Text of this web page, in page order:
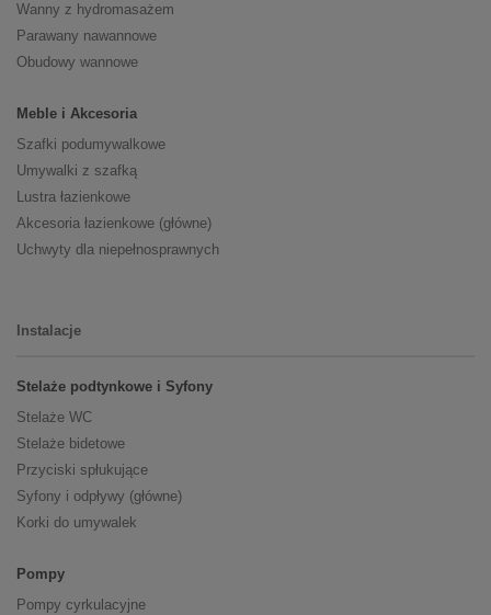
Wanny z hydromasażem
Parawany nawannowe
Obudowy wannowe
Meble i Akcesoria
Szafki podumywalkowe
Umywalki z szafką
Lustra łazienkowe
Akcesoria łazienkowe (główne)
Uchwyty dla niepełnosprawnych
Instalacje
Stelaże podtynkowe i Syfony
Stelaże WC
Stelaże bidetowe
Przyciski spłukujące
Syfony i odpływy (główne)
Korki do umywalek
Pompy
Pompy cyrkulacyjne